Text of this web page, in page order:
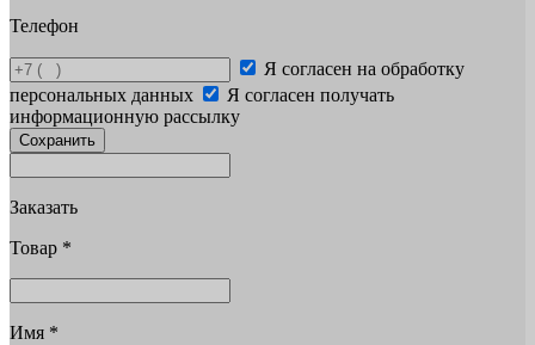
Телефон
Я согласен на обработку
персональных данных
Я согласен получать
информационную рассылку
Сохранить
Заказать
Товар *
Имя *